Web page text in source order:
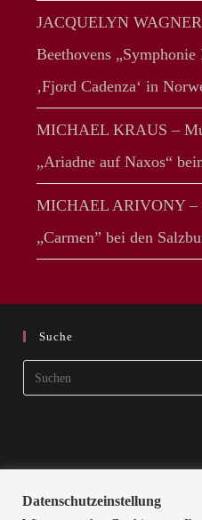
JACQUELYN
Beethovens
‚Fjord Cadenza‘ in
MICHAEL KRAUS –
„Ariadne auf Naxos“
MICHAEL ARIVONY –
„Carmen” bei den
Suche
Datenschutzeinstellung